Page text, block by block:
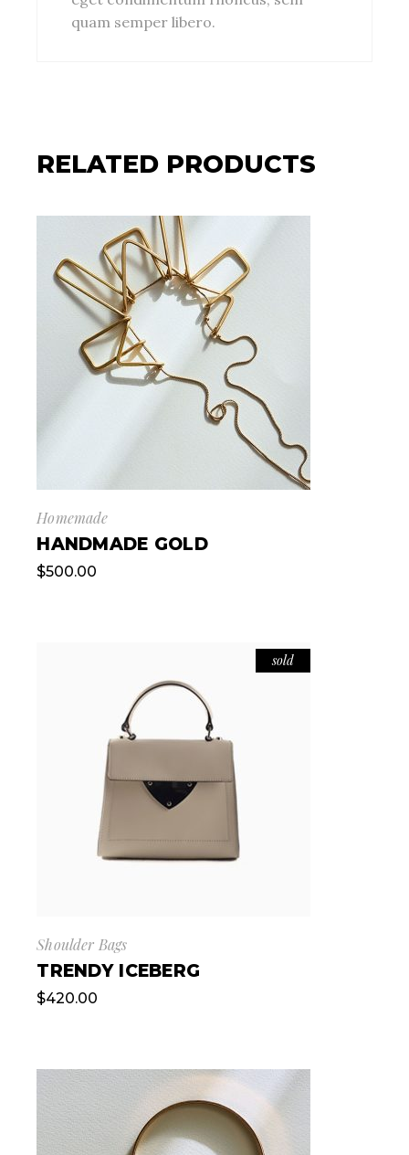
quam semper libero.
RELATED PRODUCTS
Homemade
HANDMADE GOLD
$500.00
sold
Shoulder Bags
TRENDY ICEBERG
$420.00